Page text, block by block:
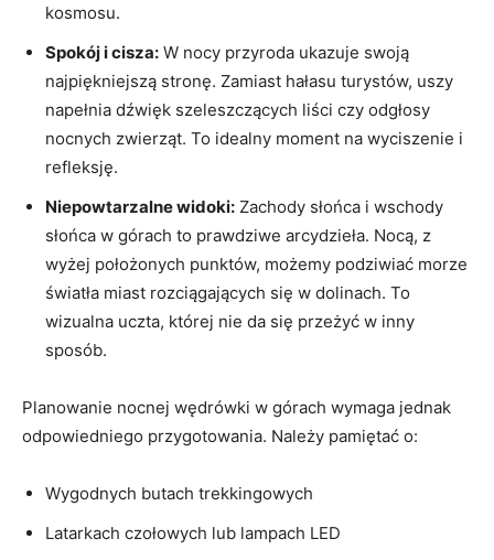
kosmosu.
Spokój i cisza: W nocy przyroda ukazuje swoją
najpiękniejszą stronę. Zamiast hałasu turystów, uszy
napełnia dźwięk szeleszczących liści‍ czy odgłosy
nocnych zwierząt. To idealny moment ⁤na wyciszenie i
refleksję.
Niepowtarzalne widoki: Zachody słońca i wschody
słońca w górach to prawdziwe​ arcydzieła. Nocą, z
wyżej ‍położonych punktów, możemy podziwiać morze
światła miast rozciągających się w dolinach. To
wizualna uczta, której nie da się przeżyć w inny
sposób.
Planowanie nocnej wędrówki​ w górach wymaga jednak
odpowiedniego przygotowania. ⁤Należy pamiętać o:
Wygodnych butach trekkingowych
Latarkach czołowych lub lampach LED